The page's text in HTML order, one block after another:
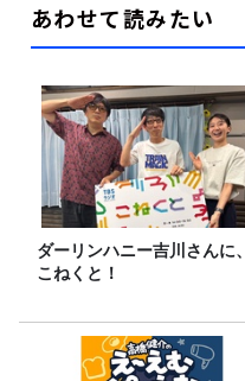
あわせて読みたい
ダーリンハニー吉川さんに、
こねくと！